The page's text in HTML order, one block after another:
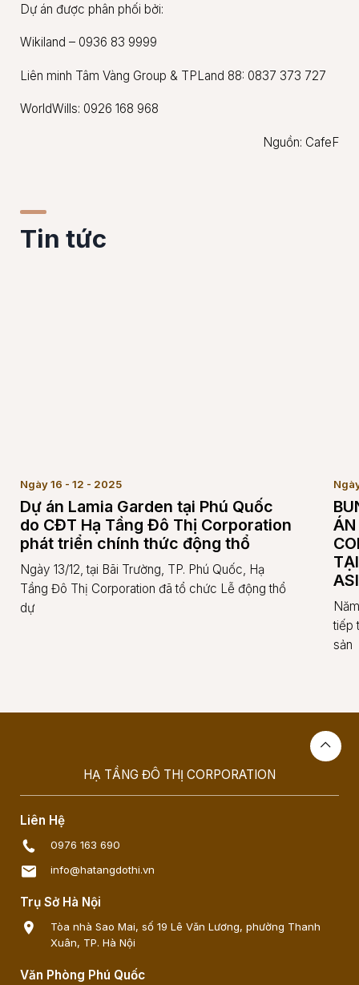
Dự án được phân phối bởi:
Wikiland – 0936 83 9999
Liên minh Tâm Vàng Group & TPLand 88: 0837 373 727
WorldWills: 0926 168 968
Nguồn: CafeF
Tin tức
Ngày 16 - 12 - 2025
Dự án Lamia Garden tại Phú Quốc
do CĐT Hạ Tầng Đô Thị Corporation
phát triển chính thức động thổ
Ngày 13/12, tại Bãi Trường, TP. Phú Quốc, Hạ
Tầng Đô Thị Corporation đã tổ chức Lễ động thổ
dự
ÁN
tiếp
sản
HẠ TẦNG ĐÔ THỊ CORPORATION
Liên Hệ
0976 163 690
info@hatangdothi.vn
Trụ Sở Hà Nội
Tòa nhà Sao Mai, số 19 Lê Văn Lương, phường Thanh
Xuân, TP. Hà Nội
Văn Phòng Phú Quốc